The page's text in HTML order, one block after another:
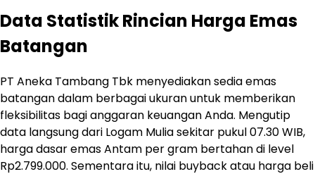
Data Statistik Rincian Harga Emas
Batangan
PT Aneka Tambang Tbk menyediakan sedia emas
batangan dalam berbagai ukuran untuk memberikan
fleksibilitas bagi anggaran keuangan Anda. Mengutip
data langsung dari Logam Mulia sekitar pukul 07.30 WIB,
harga dasar emas Antam per gram bertahan di level
Rp2.799.000. Sementara itu, nilai buyback atau harga beli